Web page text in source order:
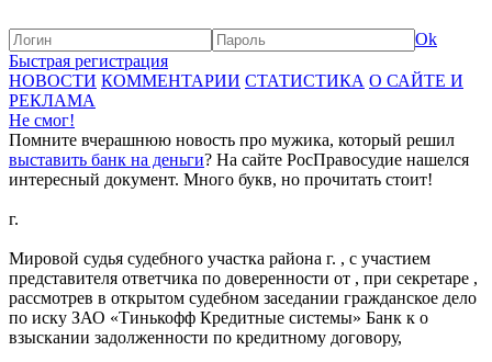
Ok
Быстрая регистрация
НОВОСТИ КОММЕНТАРИИ СТАТИСТИКА О САЙТЕ И
РЕКЛАМА
Не смог!
Помните вчерашнюю новость про мужика, который решил
выставить банк на деньги? На сайте РосПравосудие нашелся
интересный документ. Много букв, но прочитать стоит!
г.
Мировой судья судебного участка района г. , с участием
представителя ответчика по доверенности от , при секретаре ,
рассмотрев в открытом судебном заседании гражданское дело
по иску ЗАО «Тинькофф Кредитные системы» Банк к о
взыскании задолженности по кредитному договору,